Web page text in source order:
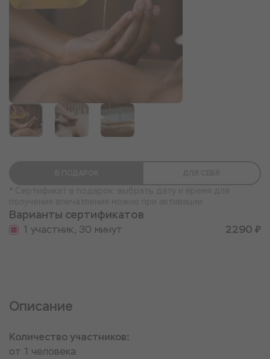
Варианты сертификатов
1 участник, 30 минут 2290 ₽
Описание
Количество участников:
от 1 человека